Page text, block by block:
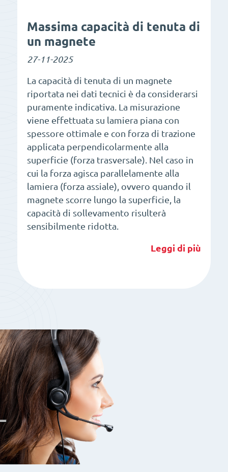
Massima capacità di tenuta di
un magnete
27-11-2025
La capacità di tenuta di un magnete
riportata nei dati tecnici è da considerarsi
puramente indicativa. La misurazione
viene effettuata su lamiera piana con
spessore ottimale e con forza di trazione
applicata perpendicolarmente alla
superficie (forza trasversale). Nel caso in
cui la forza agisca parallelamente alla
lamiera (forza assiale), ovvero quando il
magnete scorre lungo la superficie, la
capacità di sollevamento risulterà
sensibilmente ridotta.
Leggi di più